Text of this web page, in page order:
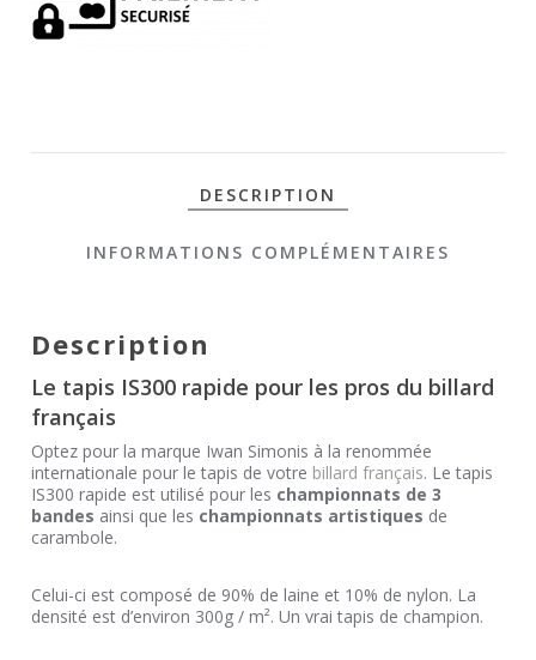
FRANÇAIS -
DESCRIPTION
INFORMATIONS COMPLÉMENTAIRES
Description
Le tapis IS300 rapide pour les pros du billard
français
Optez pour la marque Iwan Simonis à la renommée
internationale pour le tapis de votre billard français. Le tapis
IS300 rapide est utilisé pour les championnats de 3
bandes ainsi que les championnats artistiques de
carambole.
Celui-ci est composé de 90% de laine et 10% de nylon. La
densité est d’environ 300g / m². Un vrai tapis de champion.